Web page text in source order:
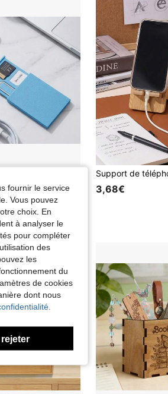
3,68€
fournir le service
Vous pouvez
choix. En
à analyser le
pour compléter
des
les
du
de cookies
dont nous